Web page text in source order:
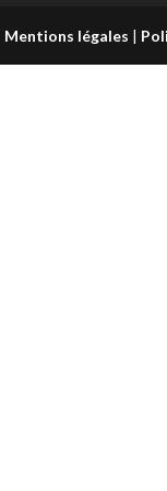
Mentions légales |